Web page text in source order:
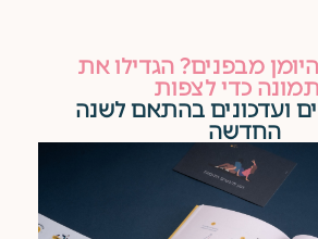
מבפנים? הגדילו את
כדי לצפות
ועדכונים בהתאם לשנה
החדשה